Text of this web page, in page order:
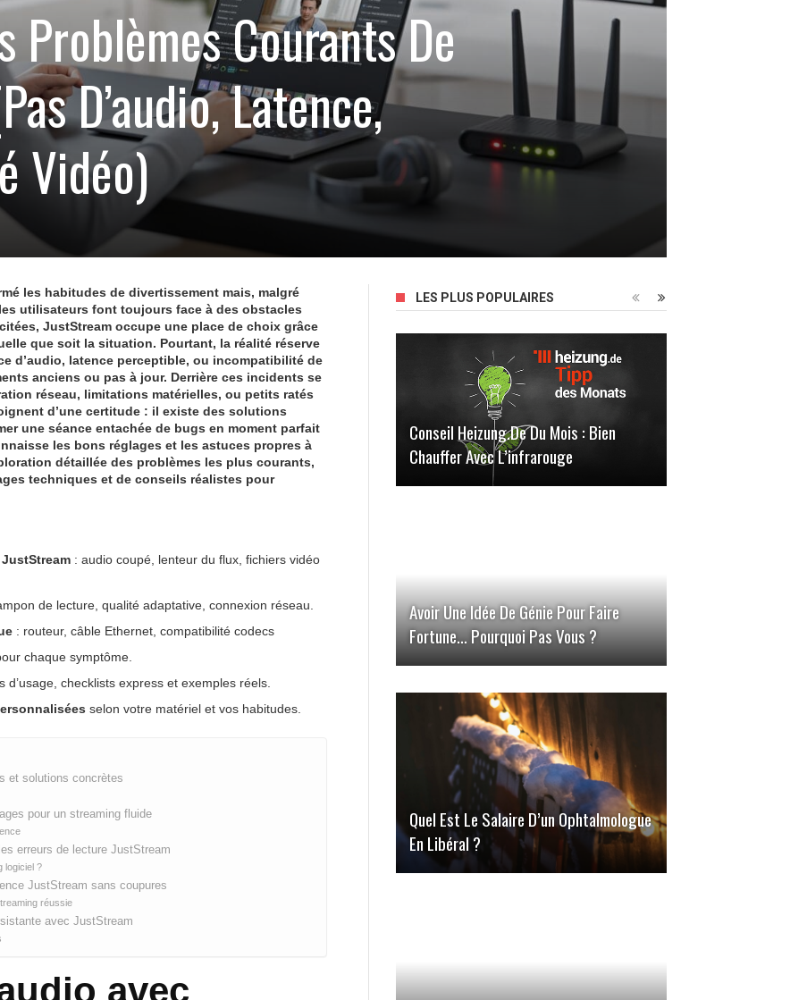
Problèmes Courants De
D’audio, Latence,
Vidéo)
les habitudes de divertissement mais, malgré
utilisateurs font toujours face à des obstacles
JustStream occupe une place de choix grâce
que soit la situation. Pourtant, la réalité réserve
d’audio, latence perceptible, ou incompatibilité de
anciens ou pas à jour. Derrière ces incidents se
réseau, limitations matérielles, ou petits ratés
d’une certitude : il existe des solutions
une séance entachée de bugs en moment parfait
les bons réglages et les astuces propres à
détaillée des problèmes les plus courants,
techniques et de conseils réalistes pour
: audio coupé, lenteur du flux, fichiers vidéo
de lecture, qualité adaptative, connexion réseau.
: routeur, câble Ethernet, compatibilité codecs
chaque symptôme.
d’usage, checklists express et exemples réels.
selon votre matériel et vos habitudes.
et solutions concrètes
pour un streaming fluide
erreurs de lecture JustStream
logiciel ?
JustStream sans coupures
réussie
avec JustStream
avec
LES PLUS POPULAIRES
Conseil Heizung.de Du Mois : Bien
Chauffer Avec L’infrarouge
Avoir Une Idée De Génie Pour Faire
Fortune… Pourquoi Pas Vous ?
Quel Est Le Salaire D’un Ophtalmologue
En Libéral ?